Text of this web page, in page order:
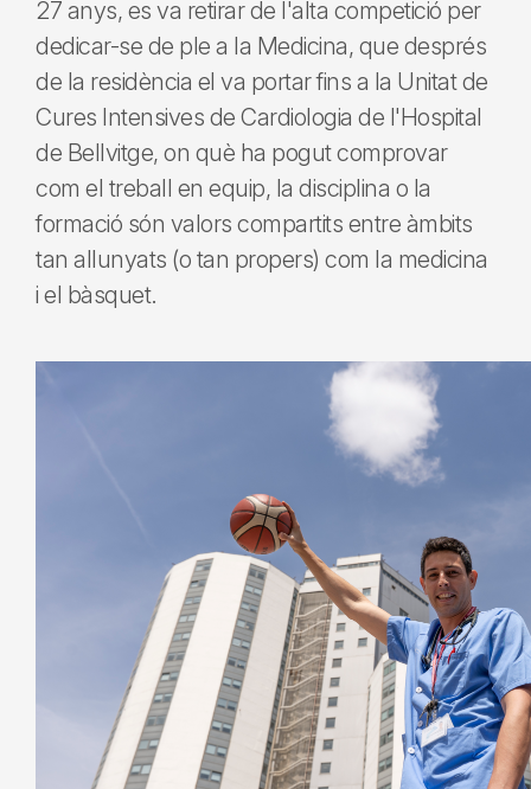
27 anys, es va retirar de l'alta competició per
dedicar-se de ple a la Medicina, que després
de la residència el va portar fins a la Unitat de
Cures Intensives de Cardiologia de l'Hospital
de Bellvitge, on què ha pogut comprovar
com el treball en equip, la disciplina o la
formació són valors compartits entre àmbits
tan allunyats (o tan propers) com la medicina
i el bàsquet.